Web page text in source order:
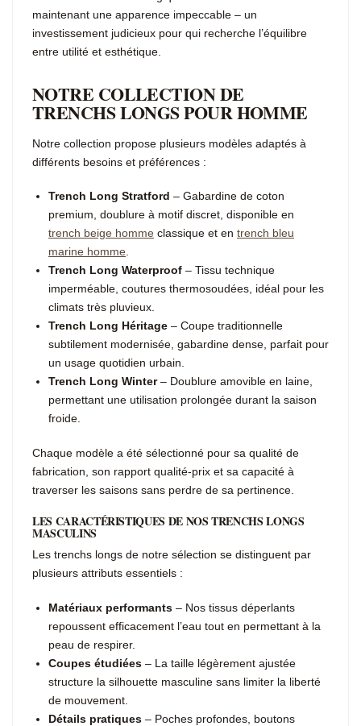
maintenant une apparence impeccable – un
investissement judicieux pour qui recherche l’équilibre
entre utilité et esthétique.
NOTRE COLLECTION DE
TRENCHS LONGS POUR HOMME
Notre collection propose plusieurs modèles adaptés à
différents besoins et préférences :
Trench Long Stratford – Gabardine de coton
premium, doublure à motif discret, disponible en
trench beige homme classique et en trench bleu
marine homme
Trench Long Waterproof – Tissu technique
imperméable, coutures thermosoudées, idéal pour les
climats très pluvieux.
Trench Long Héritage – Coupe traditionnelle
subtilement modernisée, gabardine dense, parfait pour
un usage quotidien urbain.
Trench Long Winter– Doublure amovible en laine,
permettant une utilisation prolongée durant la saison
froide.
Chaque modèle a été sélectionné pour sa qualité de
fabrication, son rapport qualité-prix et sa capacité à
traverser les saisons sans perdre de sa pertinence.
LES CARACTÉRISTIQUES DE NOS TRENCHS LONGS
MASCULINS
Les trenchs longs de notre sélection se distinguent par
plusieurs attributs essentiels :
Matériaux performants – Nos tissus déperlants
repoussent efficacement l’eau tout en permettant à la
peau de respirer.
Coupes étudiées – La taille légèrement ajustée
structure la silhouette masculine sans limiter la liberté
de mouvement.
Détails pratiques – Poches profondes, boutons